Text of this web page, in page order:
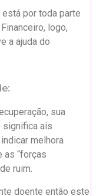
por toda parte
logo,
a ajuda do
sua
significa ais
melhora
as “forças
ruim.
doente então este